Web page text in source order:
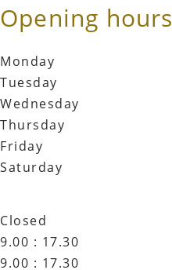
Opening hours
Monday
Tuesday
Wednesday
Thursday
Friday
Saturday
Closed
9.00 : 17.30
9.00 : 17.30